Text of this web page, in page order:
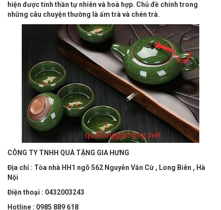
hiện được tinh thần tự nhiên và hoà hợp. Chủ đề chính trong
những câu chuyện thường là ấm trà và chén trà.
CÔNG TY TNHH QUÀ TẶNG GIA HƯNG
Địa chỉ : Tòa nhà HH1 ngõ 562 Nguyễn Văn Cừ , Long Biên , Hà
Nội
Điện thoại : 0432003243
Hotline : 0985 889 618